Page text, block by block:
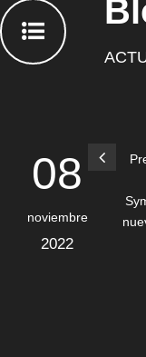
08
noviembre
2022